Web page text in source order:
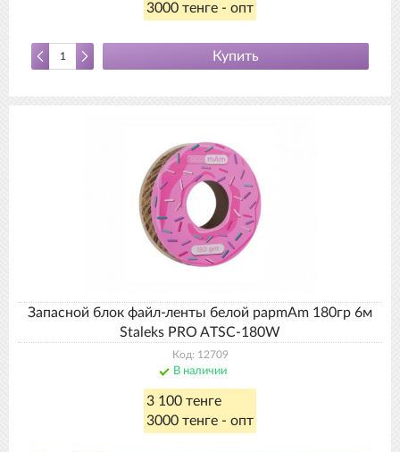
3000 тенге - опт
Купить
Запасной блок файл-ленты белой papmAm 180гр 6м
Staleks PRO ATSC-180W
Код: 12709
В наличии
3 100 тенге
3000 тенге - опт